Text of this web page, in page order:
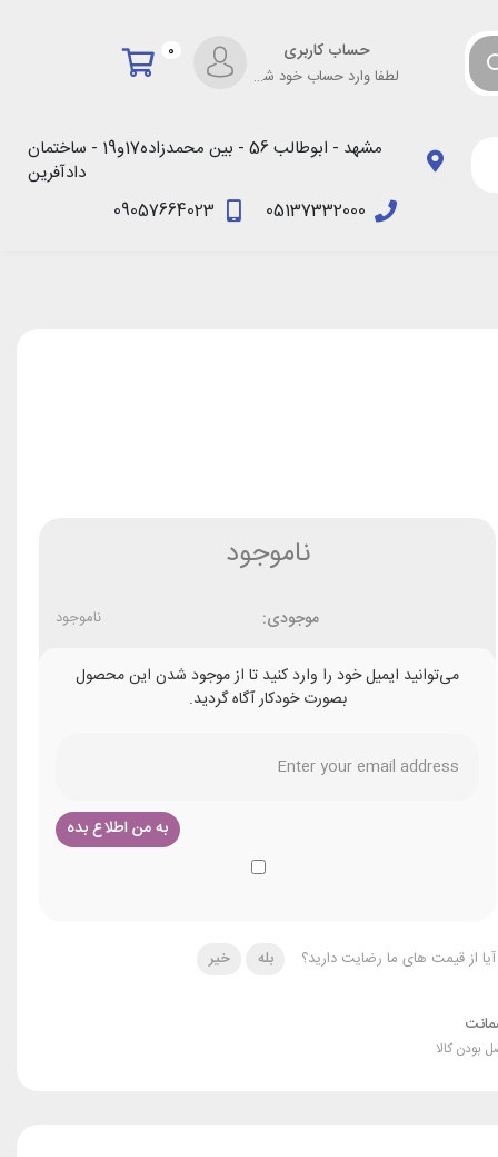
حساب کاربری
لطفا وارد حساب خود شوید!
0
مشهد - ابوطالب 56 - بین محمدزاده17و19 - ساختمان
دادآفرین
05137332000
09057664023
ناموجود
موجودی: ناموجود
می‌توانید ایمیل خود را وارد کنید تا از موجود شدن این محصول
بصورت خودکار آگاه گردید.
آیا از قیمت های ما رضایت دارید؟ بله خیر
بودن کالا